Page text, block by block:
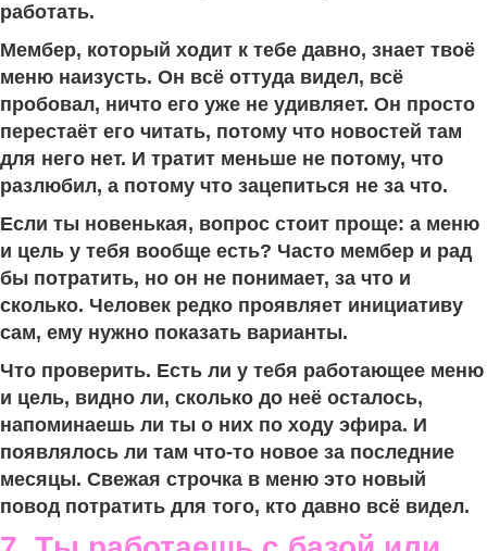
работать.
Мембер, который ходит к тебе давно, знает твоё
меню наизусть. Он всё оттуда видел, всё
пробовал, ничто его уже не удивляет. Он просто
перестаёт его читать, потому что новостей там
для него нет. И тратит меньше не потому, что
разлюбил, а потому что зацепиться не за что.
Если ты новенькая, вопрос стоит проще: а меню
и цель у тебя вообще есть? Часто мембер и рад
бы потратить, но он не понимает, за что и
сколько. Человек редко проявляет инициативу
сам, ему нужно показать варианты.
Что проверить. Есть ли у тебя работающее меню
и цель, видно ли, сколько до неё осталось,
напоминаешь ли ты о них по ходу эфира. И
появлялось ли там что-то новое за последние
месяцы. Свежая строчка в меню это новый
повод потратить для того, кто давно всё видел.